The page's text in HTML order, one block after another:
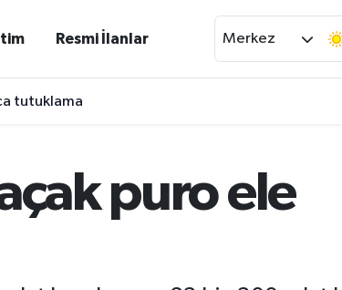
Resmi İlanlar Merkez
tutuklama
puro ele